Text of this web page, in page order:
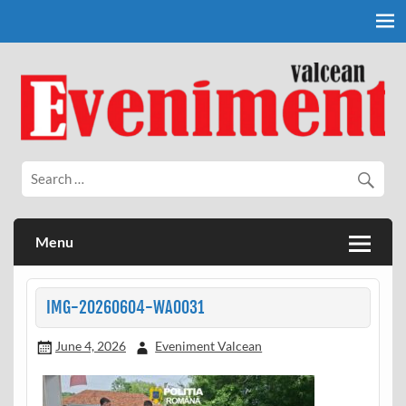
Eveniment Valcean
Menu
IMG-20260604-WA0031
June 4, 2026 Eveniment Valcean